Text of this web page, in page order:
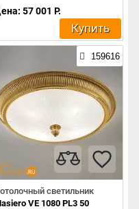
57 001 Р.
Купить
159616
светильник
VE 1080 PL3 50